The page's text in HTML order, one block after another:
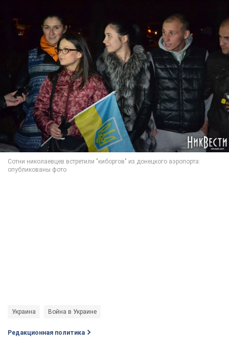
Украина Война в Украине
Редакционная политика